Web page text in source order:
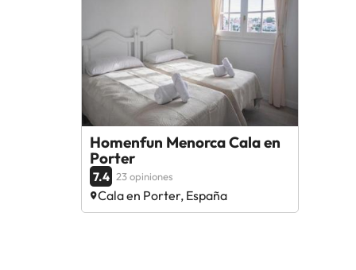
Homenfun Menorca Cala en
Porter
7.4 23 opiniones
Cala en Porter, España